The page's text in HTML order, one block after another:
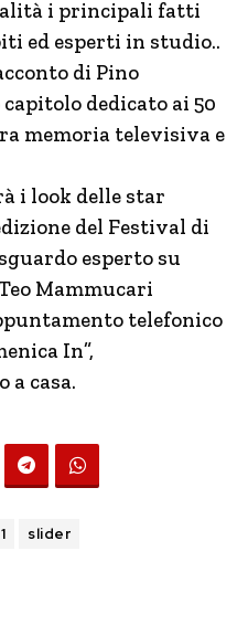
i principali fatti
ed esperti in studio..
di Pino
dedicato ai 50
memoria televisiva e
i look delle star
del Festival di
esperto su
Mammucari
telefonico
In”,
a casa.
slider